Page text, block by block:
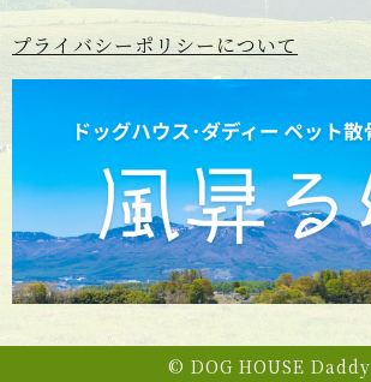
プライバシーポリシーについて
© DOG HOUSE Daddy